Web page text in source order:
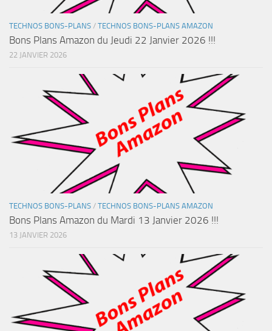
TECHNOS BONS-PLANS / TECHNOS BONS-PLANS AMAZON
Bons Plans Amazon du Jeudi 22 Janvier 2026 !!!
22 JANVIER 2026
TECHNOS BONS-PLANS / TECHNOS BONS-PLANS AMAZON
Bons Plans Amazon du Mardi 13 Janvier 2026 !!!
13 JANVIER 2026